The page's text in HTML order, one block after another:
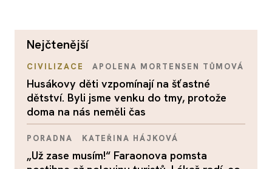
nejčtenější
CIVILIZACE APOLENA MORTENSEN TŮMOVÁ
Husákovy děti vzpomínají na šťastné
dětství. Byli jsme venku do tmy, protože
doma na nás neměli čas
PORADNA KATEŘINA HÁJKOVÁ
„Už zase musím!“ Faraonova pomsta